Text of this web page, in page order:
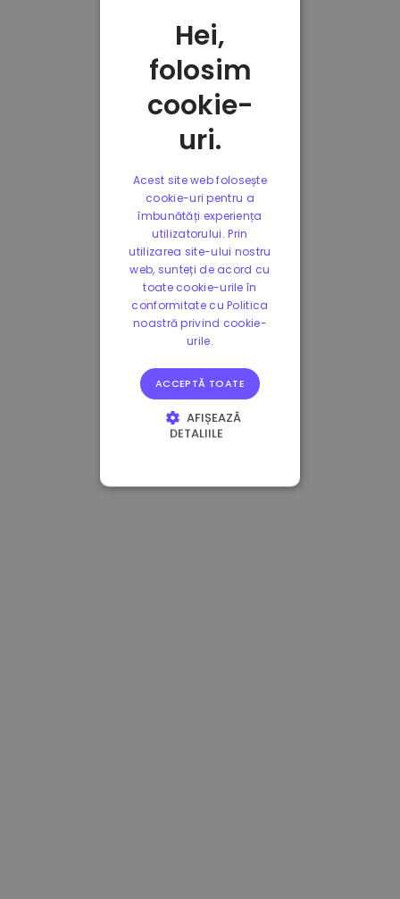
Hei,
folosim
cookie-
uri.
Acest site web folosește
cookie-uri pentru a
îmbunătăți experiența
utilizatorului. Prin
utilizarea site-ului nostru
web, sunteți de acord cu
toate cookie-urile în
conformitate cu Politica
noastră privind cookie-
urile.
ACCEPTĂ TOATE
AFIȘEAZĂ
DETALIILE